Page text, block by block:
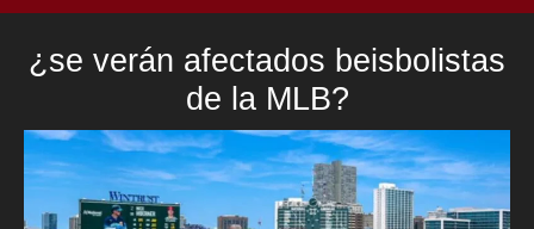
¿se verán afectados beisbolistas
de la MLB?